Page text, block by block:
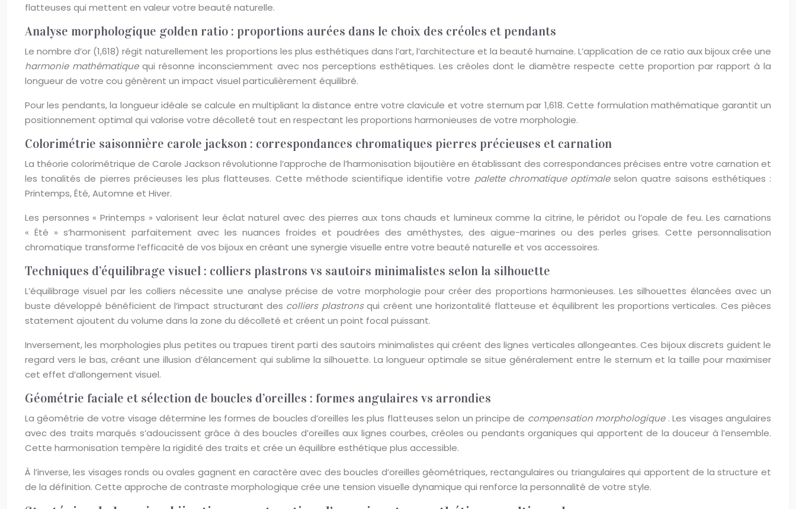
flatteuses qui mettent en valeur votre beauté naturelle.
Analyse morphologique golden ratio : proportions aurées dans le choix des créoles et pendants
Le nombre d’or (1,618) régit naturellement les proportions les plus esthétiques dans l’art, l’architecture et la beauté humaine. L’application de ce ratio aux bijoux crée une
harmonie mathématiquequi résonne inconsciemment avec nos perceptions esthétiques. Les créoles dont le diamètre respecte cette proportion par rapport à la
longueur de votre cou génèrent un impact visuel particulièrement équilibré.
Pour les pendants, la longueur idéale se calcule en multipliant la distance entre votre clavicule et votre sternum par 1,618. Cette formulation mathématique garantit un
positionnement optimal qui valorise votre décolleté tout en respectant les proportions harmonieuses de votre morphologie.
Colorimétrie saisonnière carole jackson : correspondances chromatiques pierres précieuses et carnation
La théorie colorimétrique de Carole Jackson révolutionne l’approche de l’harmonisation bijoutière en établissant des correspondances précises entre votre carnation et
les tonalités de pierres précieuses les plus flatteuses. Cette méthode scientifique identifie votre palette chromatique optimaleselon quatre saisons esthétiques :
Printemps, Été, Automne et Hiver.
Les personnes « Printemps » valorisent leur éclat naturel avec des pierres aux tons chauds et lumineux comme la citrine, le péridot ou l’opale de feu. Les carnations
« Été » s’harmonisent parfaitement avec les nuances froides et poudrées des améthystes, des aigue-marines ou des perles grises. Cette personnalisation
chromatique transforme l’efficacité de vos bijoux en créant une synergie visuelle entre votre beauté naturelle et vos accessoires.
Techniques d’équilibrage visuel : colliers plastrons vs sautoirs minimalistes selon la silhouette
L’équilibrage visuel par les colliers nécessite une analyse précise de votre morphologie pour créer des proportions harmonieuses. Les silhouettes élancées avec un
buste développé bénéficient de l’impact structurant des colliers plastronsqui créent une horizontalité flatteuse et équilibrent les proportions verticales. Ces pièces
statement ajoutent du volume dans la zone du décolleté et créent un point focal puissant.
Inversement, les morphologies plus petites ou trapues tirent parti des sautoirs minimalistes qui créent des lignes verticales allongeantes. Ces bijoux discrets guident le
regard vers le bas, créant une illusion d’élancement qui sublime la silhouette. La longueur optimale se situe généralement entre le sternum et la taille pour maximiser
cet effet d’allongement visuel.
Géométrie faciale et sélection de boucles d’oreilles : formes angulaires vs arrondies
La géométrie de votre visage détermine les formes de boucles d’oreilles les plus flatteuses selon un principe de compensation morphologique . Les visages angulaires
avec des traits marqués s’adoucissent grâce à des boucles d’oreilles aux lignes courbes, créoles ou pendants organiques qui apportent de la douceur à l’ensemble.
Cette harmonisation tempère la rigidité des traits et crée un équilibre esthétique plus accessible.
À l’inverse, les visages ronds ou ovales gagnent en caractère avec des boucles d’oreilles géométriques, rectangulaires ou triangulaires qui apportent de la structure et
de la définition. Cette approche de contraste morphologique crée une tension visuelle dynamique qui renforce la personnalité de votre style.